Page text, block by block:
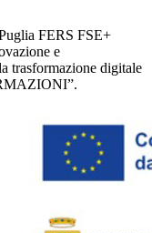
FERS FSE+
e
trasformazione digitale